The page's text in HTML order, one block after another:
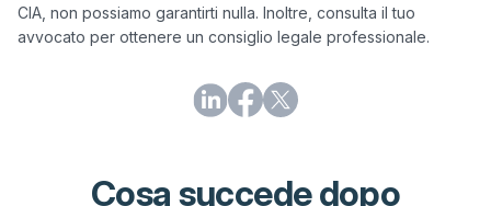
CIA, non possiamo garantirti nulla. Inoltre, consulta il tuo
avvocato per ottenere un consiglio legale professionale.
Cosa succede dopo